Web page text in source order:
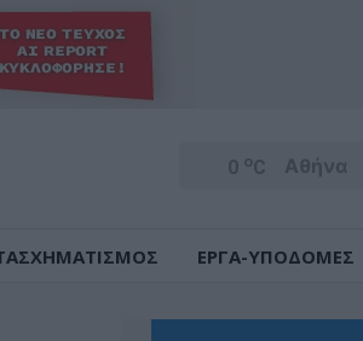
0 oC
ΕΡΓΑ-ΥΠΟΔΟΜΕΣ